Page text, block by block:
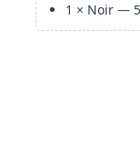
1 × Noir —